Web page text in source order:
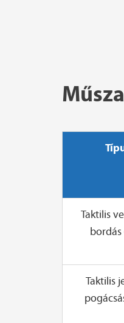
Taktilis
bordás
Taktilis